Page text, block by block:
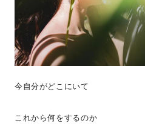
今自分がどこにいて
これから何をするのか